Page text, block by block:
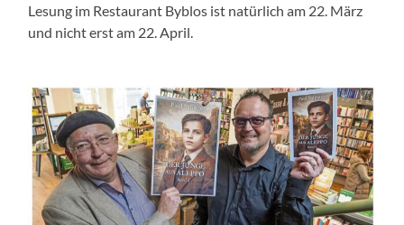
Lesung im Restaurant Byblos ist natürlich am 22. März
und nicht erst am 22. April.